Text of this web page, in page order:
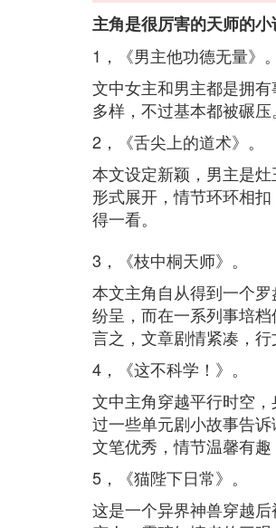
主角是很厉害的天师的小
1，《男主他功德无量》。
文中女主和男主都是拥
多样，不过基本都被碾
2，《舌尖上的道术》。
本文设定新颖，男主是
形式展开，情节环环相
得一看。
3，《枝中桐天师》。
本文主角自从得到一个
纷呈，而在一系列事培
言之，文章剧情紧凑，行
4，《这不科学！》。
文中主角穿越平行时空
过一些单元剧小故事告
文笔优秀，情节温馨有趣
5，《猫陛下日常》。
这是一个异界神兽穿越